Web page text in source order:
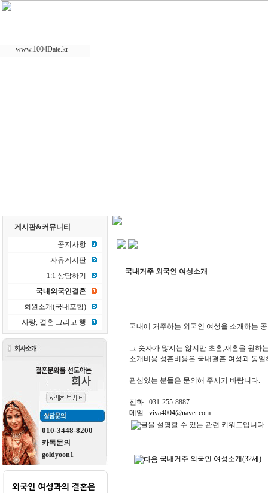
www.1004Date.kr
게시판&커뮤니티
공지사항
자유게시판
1:1 상담하기
국내외국인결혼
회원소개(국내포함)
사랑, 결혼 그리고 행
010-3448-8200
카톡문의
goldyoon1
국내거주 외국인 여성소개
국내에 거주하는 외국인 여성을 소개하는
그 숫자가 많지는 않지만 초혼,재혼을 원하
소개비용.성혼비용은 국내결혼 여성과 동일
관심있는 분들은 문의해 주시기 바람니다.
전화 : 031-255-8887
메일 : viva4004@naver.com
국내거주 외국인 여성소개(32세)